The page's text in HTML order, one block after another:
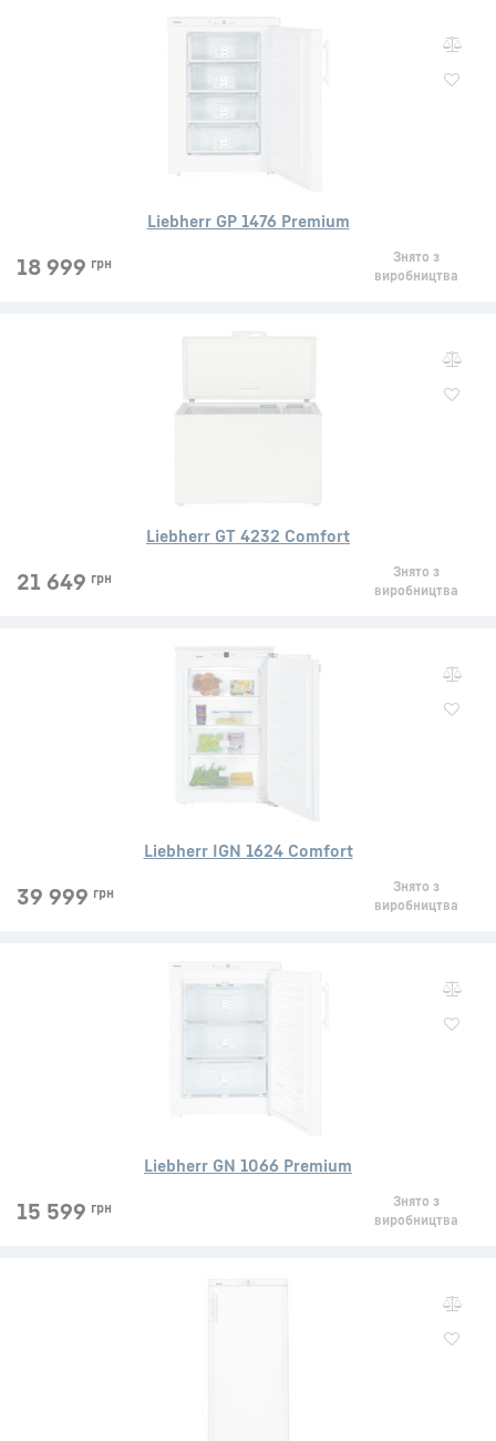
Liebherr GP 1476 Premium
18 999 грн
Знято з
виробництва
Liebherr GT 4232 Comfort
21 649 грн
Знято з
виробництва
Liebherr IGN 1624 Comfort
39 999 грн
Знято з
виробництва
Liebherr GN 1066 Premium
15 599 грн
Знято з
виробництва